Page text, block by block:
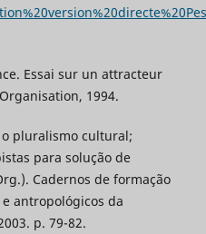
Essai sur un attracteur
1994.
o pluralismo cultural;
para solução de
Cadernos de formação
antropológicos da
p. 79-82.